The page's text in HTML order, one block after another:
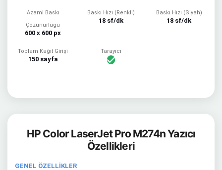
Azami Baskı
Çözünürlüğü
600 x 600 px
Baskı Hızı (Renkli)
18 sf/dk
Baskı Hızı (Siyah)
18 sf/dk
Toplam Kağıt Girişi
150 sayfa
Tarayıcı
HP Color LaserJet Pro M274n Yazıcı
Özellikleri
GENEL ÖZELLİKLER